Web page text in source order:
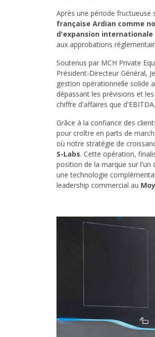
Après une période fructueuse
française Ardian comme
d'expansion
aux approbations
Soutenus par MCH Private
Président-Directeur Général,
gestion opérationnelle solide
dépassant les prévisions et
chiffre d'affaires que d'EBITDA.
Grâce à la confiance des
pour croître en parts de
où notre stratégie de
S-Labs. Cette opération,
position de la marque sur l'un
une technologie
leadership commercial au